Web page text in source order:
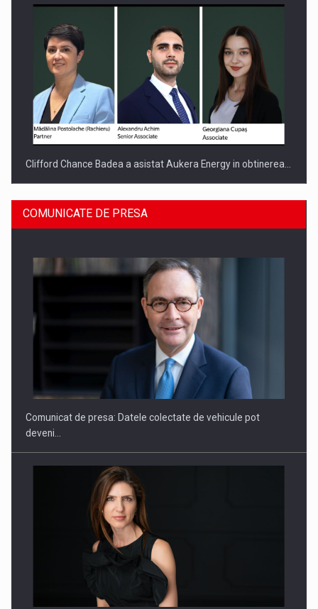
Clifford Chance Badea a asistat Aukera Energy in obtinerea…
SAPTE PERSONALITATI DIN MEDIUL DE AFACERI, ACADEMIC
Hard Enduro Piatra Craiului 2026, fueled by benzinariile RO…
COMUNICATE DE PRESA
Comunicat de presa: Datele colectate de vehicule pot
deveni…